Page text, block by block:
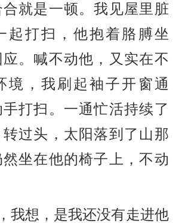
就是一顿。我见屋里脏
起打扫，他抱着胳膊坐
。喊不动他，又实在不
境，我刷起袖子开窗通
打扫。一通忙活持续了
转过头，太阳落到了山那
坐在他的椅子上，不动
我想，是我还没有走进他